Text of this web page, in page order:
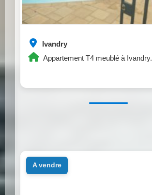
Ivandry
Appartement T4 meublé à Ivandry.
a vendre